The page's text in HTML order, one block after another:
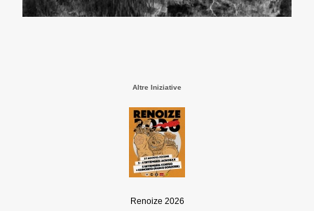
Altre Iniziative
Renoize 2026